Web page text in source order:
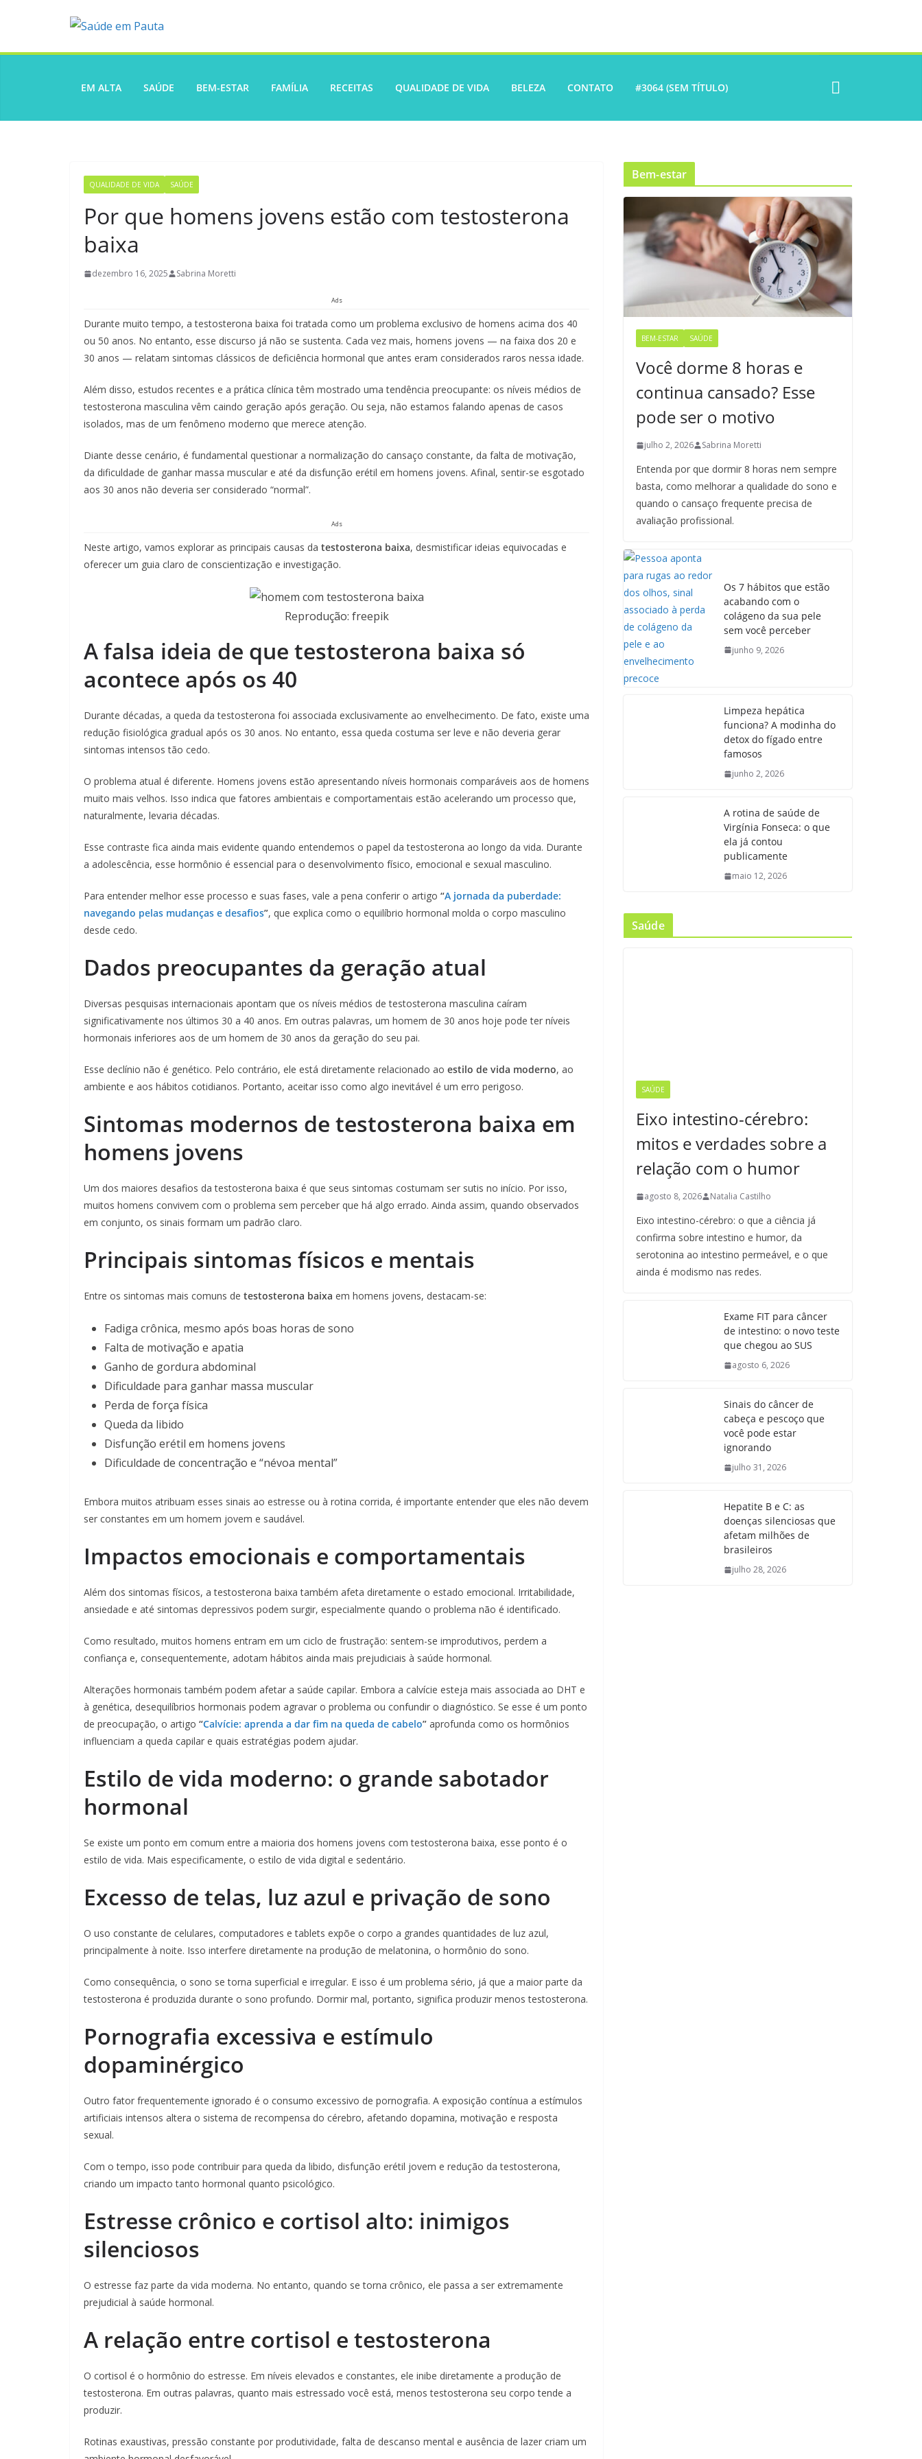
EM ALTA SAÚDE BEM-ESTAR FAMÍLIA RECEITAS QUALIDADE DE VIDA BELEZA CONTATO #3064 (SEM TÍTULO)
QUALIDADE DE VIDA SAÚDE
Por que homens jovens estão com testosterona
baixa
dezembro 16, 2025 Sabrina Moretti
Ads
Durante muito tempo, a testosterona baixa foi tratada como um problema exclusivo de homens acima dos 40
ou 50 anos. No entanto, esse discurso já não se sustenta. Cada vez mais, homens jovens — na faixa dos 20 e
30 anos — relatam sintomas clássicos de deficiência hormonal que antes eram considerados raros nessa idade.
Além disso, estudos recentes e a prática clínica têm mostrado uma tendência preocupante: os níveis médios de
testosterona masculina vêm caindo geração após geração. Ou seja, não estamos falando apenas de casos
isolados, mas de um fenômeno moderno que merece atenção.
Diante desse cenário, é fundamental questionar a normalização do cansaço constante, da falta de motivação,
da dificuldade de ganhar massa muscular e até da disfunção erétil em homens jovens. Afinal, sentir-se esgotado
aos 30 anos não deveria ser considerado “normal”.
Ads
Neste artigo, vamos explorar as principais causas da testosterona baixa, desmistificar ideias equivocadas e
oferecer um guia claro de conscientização e investigação.
Reprodução: freepik
A falsa ideia de que testosterona baixa só
acontece após os 40
Durante décadas, a queda da testosterona foi associada exclusivamente ao envelhecimento. De fato, existe uma
redução fisiológica gradual após os 30 anos. No entanto, essa queda costuma ser leve e não deveria gerar
sintomas intensos tão cedo.
O problema atual é diferente. Homens jovens estão apresentando níveis hormonais comparáveis aos de homens
muito mais velhos. Isso indica que fatores ambientais e comportamentais estão acelerando um processo que,
naturalmente, levaria décadas.
Esse contraste fica ainda mais evidente quando entendemos o papel da testosterona ao longo da vida. Durante
a adolescência, esse hormônio é essencial para o desenvolvimento físico, emocional e sexual masculino.
Para entender melhor esse processo e suas fases, vale a pena conferir o artigo “A jornada da puberdade:
navegando pelas mudanças e desafios”, que explica como o equilíbrio hormonal molda o corpo masculino
desde cedo.
Dados preocupantes da geração atual
Diversas pesquisas internacionais apontam que os níveis médios de testosterona masculina caíram
significativamente nos últimos 30 a 40 anos. Em outras palavras, um homem de 30 anos hoje pode ter níveis
hormonais inferiores aos de um homem de 30 anos da geração do seu pai.
Esse declínio não é genético. Pelo contrário, ele está diretamente relacionado ao estilo de vida moderno, ao
ambiente e aos hábitos cotidianos. Portanto, aceitar isso como algo inevitável é um erro perigoso.
Sintomas modernos de testosterona baixa em
homens jovens
Um dos maiores desafios da testosterona baixa é que seus sintomas costumam ser sutis no início. Por isso,
muitos homens convivem com o problema sem perceber que há algo errado. Ainda assim, quando observados
em conjunto, os sinais formam um padrão claro.
Principais sintomas físicos e mentais
Entre os sintomas mais comuns de testosterona baixa em homens jovens, destacam-se:
Fadiga crônica, mesmo após boas horas de sono
Falta de motivação e apatia
Ganho de gordura abdominal
Dificuldade para ganhar massa muscular
Perda de força física
Queda da libido
Disfunção erétil em homens jovens
Dificuldade de concentração e “névoa mental”
Embora muitos atribuam esses sinais ao estresse ou à rotina corrida, é importante entender que eles não devem
ser constantes em um homem jovem e saudável.
Impactos emocionais e comportamentais
Além dos sintomas físicos, a testosterona baixa também afeta diretamente o estado emocional. Irritabilidade,
ansiedade e até sintomas depressivos podem surgir, especialmente quando o problema não é identificado.
Como resultado, muitos homens entram em um ciclo de frustração: sentem-se improdutivos, perdem a
confiança e, consequentemente, adotam hábitos ainda mais prejudiciais à saúde hormonal.
Alterações hormonais também podem afetar a saúde capilar. Embora a calvície esteja mais associada ao DHT e
à genética, desequilíbrios hormonais podem agravar o problema ou confundir o diagnóstico. Se esse é um ponto
de preocupação, o artigo “Calvície: aprenda a dar fim na queda de cabelo” aprofunda como os hormônios
influenciam a queda capilar e quais estratégias podem ajudar.
Estilo de vida moderno: o grande sabotador
hormonal
Se existe um ponto em comum entre a maioria dos homens jovens com testosterona baixa, esse ponto é o
estilo de vida. Mais especificamente, o estilo de vida digital e sedentário.
Excesso de telas, luz azul e privação de sono
O uso constante de celulares, computadores e tablets expõe o corpo a grandes quantidades de luz azul,
principalmente à noite. Isso interfere diretamente na produção de melatonina, o hormônio do sono.
Como consequência, o sono se torna superficial e irregular. E isso é um problema sério, já que a maior parte da
testosterona é produzida durante o sono profundo. Dormir mal, portanto, significa produzir menos testosterona.
Pornografia excessiva e estímulo
dopaminérgico
Outro fator frequentemente ignorado é o consumo excessivo de pornografia. A exposição contínua a estímulos
artificiais intensos altera o sistema de recompensa do cérebro, afetando dopamina, motivação e resposta
sexual.
Com o tempo, isso pode contribuir para queda da libido, disfunção erétil jovem e redução da testosterona,
criando um impacto tanto hormonal quanto psicológico.
Estresse crônico e cortisol alto: inimigos
silenciosos
O estresse faz parte da vida moderna. No entanto, quando se torna crônico, ele passa a ser extremamente
prejudicial à saúde hormonal.
A relação entre cortisol e testosterona
O cortisol é o hormônio do estresse. Em níveis elevados e constantes, ele inibe diretamente a produção de
testosterona. Em outras palavras, quanto mais estressado você está, menos testosterona seu corpo tende a
produzir.
Rotinas exaustivas, pressão constante por produtividade, falta de descanso mental e ausência de lazer criam um
Bem-estar
BEM-ESTAR SAÚDE
Você dorme 8 horas e
continua cansado? Esse
pode ser o motivo
julho 2, 2026 Sabrina Moretti
Entenda por que dormir 8 horas nem sempre
basta, como melhorar a qualidade do sono e
quando o cansaço frequente precisa de
avaliação profissional.
Os 7 hábitos que estão
acabando com o
colágeno da sua pele
sem você perceber
junho 9, 2026
Limpeza hepática
funciona? A modinha do
detox do fígado entre
famosos
junho 2, 2026
A rotina de saúde de
Virgínia Fonseca: o que
ela já contou
publicamente
maio 12, 2026
Saúde
SAÚDE
Eixo intestino-cérebro:
mitos e verdades sobre a
relação com o humor
agosto 8, 2026 Natalia Castilho
Eixo intestino-cérebro: o que a ciência já
confirma sobre intestino e humor, da
serotonina ao intestino permeável, e o que
ainda é modismo nas redes.
Exame FIT para câncer
de intestino: o novo teste
que chegou ao SUS
agosto 6, 2026
Sinais do câncer de
cabeça e pescoço que
você pode estar
ignorando
julho 31, 2026
Hepatite B e C: as
doenças silenciosas que
afetam milhões de
brasileiros
julho 28, 2026